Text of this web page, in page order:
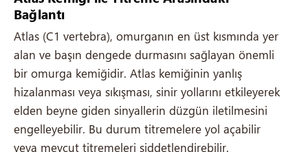
Bağlantı
Atlas (C1 vertebra), omurganın en üst kısmında yer
alan ve başın dengede durmasını sağlayan önemli
bir omurga kemiğidir. Atlas kemiğinin yanlış
hizalanması veya sıkışması, sinir yollarını etkileyerek
elden beyne giden sinyallerin düzgün iletilmesini
engelleyebilir. Bu durum titremelere yol açabilir
veya mevcut titremeleri şiddetlendirebilir.